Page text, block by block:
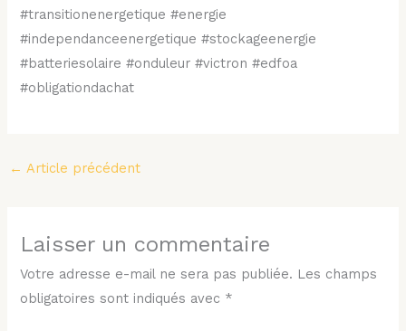
#transitionenergetique #energie
#independanceenergetique #stockageenergie
#batteriesolaire #onduleur #victron #edfoa
#obligationdachat
← Article précédent
Laisser un commentaire
Votre adresse e-mail ne sera pas publiée. Les champs
obligatoires sont indiqués avec *